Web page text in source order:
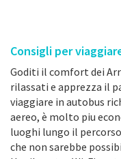
Consigli per
Goditi il comfort dei
rilassati e apprezza il
viaggiare in autobus
aereo, è molto piu
luoghi lungo il
che non sarebbe